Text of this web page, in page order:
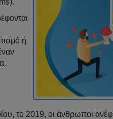
ή
το 2019, οι άνθρωποι